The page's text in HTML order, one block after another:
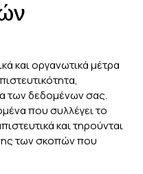
και οργανωτικά μέτρα
των δεδομένων σας.
που συλλέγει το
και τηρούνται
των σκοπών που